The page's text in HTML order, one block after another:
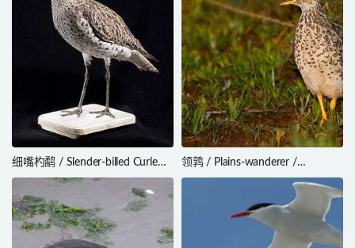
细嘴杓鹬 / Slender-billed Curlew /
Numenius tenuirostris
领鹑 / Plains-wanderer /
Pedionomus torquatus